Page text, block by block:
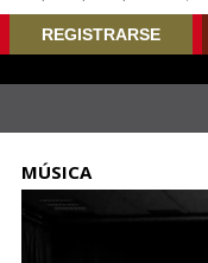
REGISTRARSE
MÚSICA